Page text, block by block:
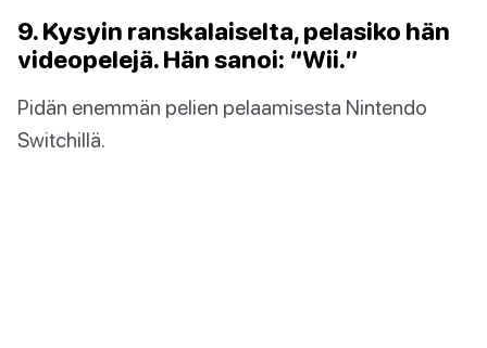
9. Kysyin ranskalaiselta, pelasiko hän
videopelejä. Hän sanoi: “Wii.”
Pidän enemmän pelien pelaamisesta Nintendo
Switchillä.